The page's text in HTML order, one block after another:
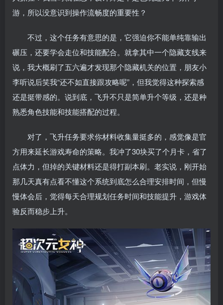
游，所以没意识到操作流畅度的重要性？
不过，这个任务有意思的是，它强迫你不能单纯靠输出
碾压，还要学会走位和技能配合。就拿其中一个隐藏支线来
说，我大概刷了五六遍才发现那个隐藏机关的位置，朋友小
李听说后笑我“还不如直接跟攻略呢”，但我觉得这种探索感
还是挺带感的。说到底，飞升不只是简单升个等级，还是种
熟悉角色技能和技能搭配的过程。
对了，飞升任务要求你材料收集量挺多的，感觉像是官
方用来延长游戏寿命的策略。我冲了30块买了个月卡，省了
点体力，但掉的关键材料还是得打副本刷。老实说，刚开始
那几天真有点看不懂这个系统到底怎么合理安排时间，但慢
慢体会后，觉得每天合理规划任务时间和技能提升，游戏体
验反而稳步上升。